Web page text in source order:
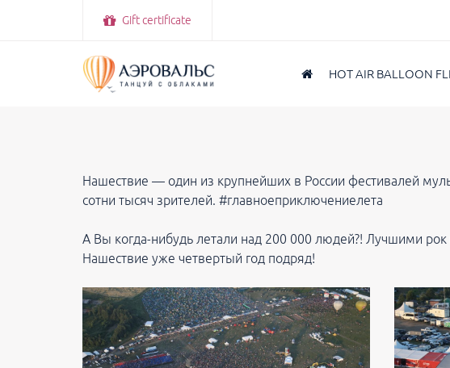
Gift certificate
HOT AIR BALLOON
Нашествие — один из крупнейших в России фестивалей
сотни тысяч зрителей. #главноеприключениелета
А Вы когда-нибудь летали над 200 000 людей?! Лучшими
Нашествие уже четвертый год подряд!